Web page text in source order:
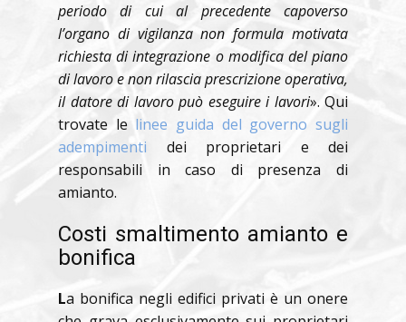
periodo di cui al precedente capoverso
l’organo di vigilanza non formula motivata
richiesta di integrazione o modifica del piano
di lavoro e non rilascia prescrizione operativa,
il datore di lavoro può eseguire i lavori». Qui
trovate le linee guida del governo sugli
adempimenti dei proprietari e dei
responsabili in caso di presenza di
amianto.
Costi smaltimento amianto e
bonifica
La bonifica negli edifici privati è un onere